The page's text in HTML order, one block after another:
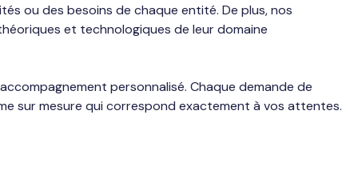
ou des besoins de chaque entité. De plus, nos
et technologiques de leur domaine
personnalisé. Chaque demande de
sur mesure qui correspond exactement à vos attentes.